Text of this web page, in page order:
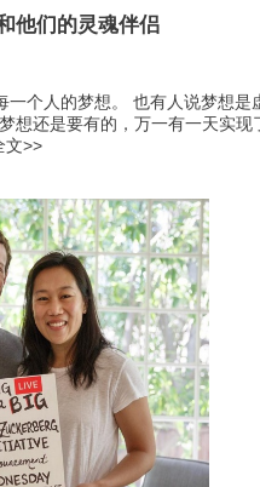
他们的灵魂伴侣
一个人的梦想。 也有人说梦想是
想还是要有的，万一有一天实现
文>>